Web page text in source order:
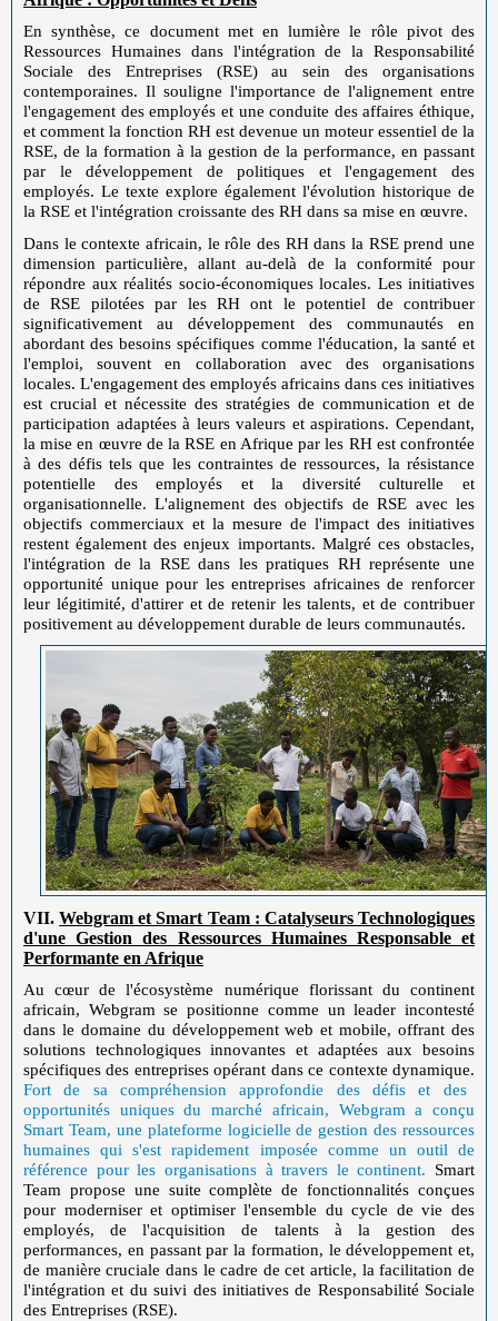
En synthèse, ce document met en lumière le rôle pivot des
Ressources Humaines dans l'intégration de la Responsabilité
Sociale des Entreprises (RSE) au sein des organisations
contemporaines. Il souligne l'importance de l'alignement entre
l'engagement des employés et une conduite des affaires éthique,
et comment la fonction RH est devenue un moteur essentiel de la
RSE, de la formation à la gestion de la performance, en passant
par le développement de politiques et l'engagement des
employés. Le texte explore également l'évolution historique de
la RSE et l'intégration croissante des RH dans sa mise en œuvre.
Dans le contexte africain, le rôle des RH dans la RSE prend une
dimension particulière, allant au-delà de la conformité pour
répondre aux réalités socio-économiques locales. Les initiatives
de RSE pilotées par les RH ont le potentiel de contribuer
significativement au développement des communautés en
abordant des besoins spécifiques comme l'éducation, la santé et
l'emploi, souvent en collaboration avec des organisations
locales. L'engagement des employés africains dans ces initiatives
est crucial et nécessite des stratégies de communication et de
participation adaptées à leurs valeurs et aspirations. Cependant,
la mise en œuvre de la RSE en Afrique par les RH est confrontée
à des défis tels que les contraintes de ressources, la résistance
potentielle des employés et la diversité culturelle et
organisationnelle. L'alignement des objectifs de RSE avec les
objectifs commerciaux et la mesure de l'impact des initiatives
restent également des enjeux importants. Malgré ces obstacles,
l'intégration de la RSE dans les pratiques RH représente une
opportunité unique pour les entreprises africaines de renforcer
leur légitimité, d'attirer et de retenir les talents, et de contribuer
positivement au développement durable de leurs communautés.
VII.Webgram et Smart Team : Catalyseurs Technologiques
d'une Gestion des Ressources Humaines Responsable et
Performante en Afrique
Au cœur de l'écosystème numérique florissant du continent
africain, Webgram se positionne comme un leader incontesté
dans le domaine du développement web et mobile, offrant des
solutions technologiques innovantes et adaptées aux besoins
spécifiques des entreprises opérant dans ce contexte dynamique.
Fort de sa compréhension approfondie des défis et des
opportunités uniques du marché africain, Webgram a conçu
Smart Team, une plateforme logicielle de gestion des ressources
humaines qui s'est rapidement imposée comme un outil de
référence pour les organisations à travers le continent. Smart
Team propose une suite complète de fonctionnalités conçues
pour moderniser et optimiser l'ensemble du cycle de vie des
employés, de l'acquisition de talents à la gestion des
performances, en passant par la formation, le développement et,
de manière cruciale dans le cadre de cet article, la facilitation de
l'intégration et du suivi des initiatives de Responsabilité Sociale
des Entreprises (RSE).